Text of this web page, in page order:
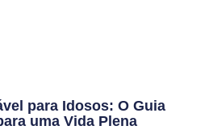
para Idosos: O Guia
uma Vida Plena